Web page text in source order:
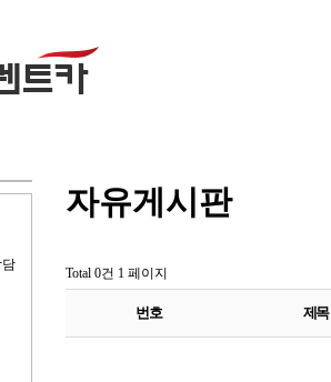
자유게시판
Total 0건 1 페이지
번호 제목